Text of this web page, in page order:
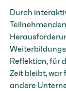
Durch
Reflektion, für
Zeit bleibt, war
andere